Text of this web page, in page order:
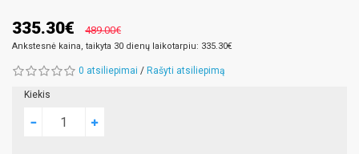
335.30€ 489.00€
Ankstesnė kaina, taikyta 30 dienų laikotarpiu: 335.30€
0 atsiliepimai / Rašyti atsiliepimą
Kiekis